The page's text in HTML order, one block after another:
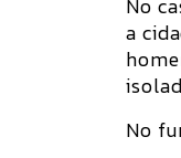
No
a
No